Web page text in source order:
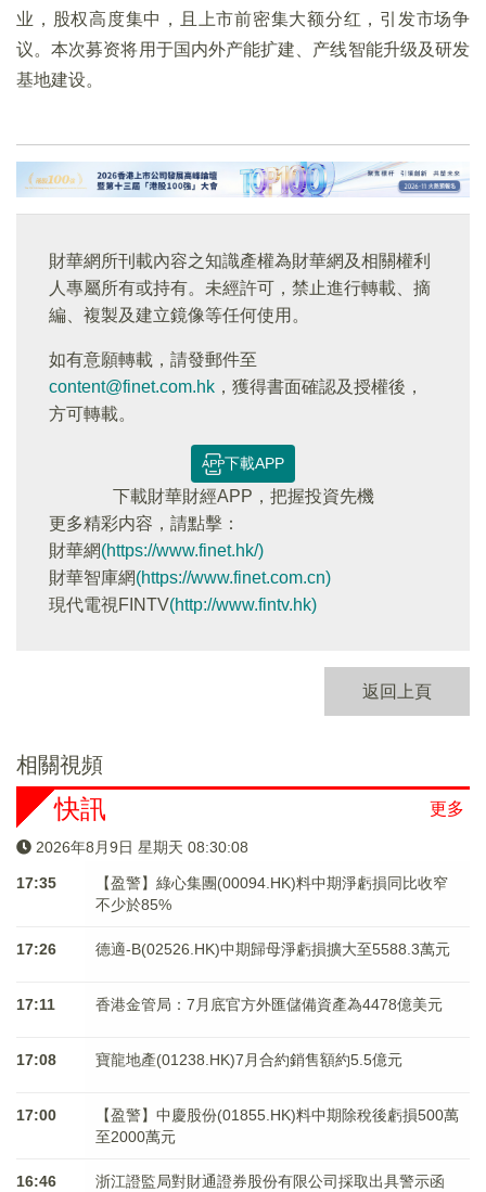
业，股权高度集中，且上市前密集大额分红，引发市场争
议。本次募资将用于国内外产能扩建、产线智能升级及研发
基地建设。
財華網所刊載內容之知識產權為財華網及相關權利
人專屬所有或持有。未經許可，禁止進行轉載、摘
編、複製及建立鏡像等任何使用。
如有意願轉載，請發郵件至
content@finet.com.hk ，獲得書面確認及授權後，
方可轉載。
下載APP
下載財華財經APP，把握投資先機
更多精彩内容，請點擊：
財華網(https://www.finet.hk/)
財華智庫網(https://www.finet.com.cn)
現代電視FINTV(http://www.fintv.hk)
返回上頁
相關視頻
更多
快訊
2026年8月9日 星期天 08:30:09
17:35
【盈警】綠心集團(00094.HK)料中期淨虧損同比收窄
不少於85%
17:26 德適-B(02526.HK)中期歸母淨虧損擴大至5588.3萬元
17:11 香港金管局：7月底官方外匯儲備資產為4478億美元
17:08 寶龍地產(01238.HK)7月合約銷售額約5.5億元
17:00
【盈警】中慶股份(01855.HK)料中期除稅後虧損500萬
至2000萬元
16:46
浙江證監局對財通證券股份有限公司採取出具警示函